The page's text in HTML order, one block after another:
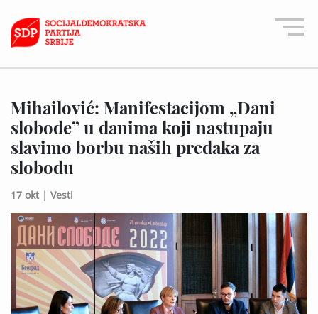
Mihailović: Manifestacijom „Dani
slobode” u danima koji nastupaju
slavimo borbu naših predaka za
slobodu
17 okt | Vesti